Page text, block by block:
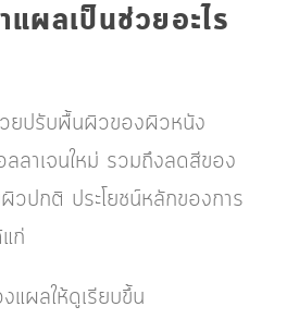
แผลเป็นช่วยอะไร
วยปรับพื้นผิวของผิวหนัง
ลลาเจนใหม่ รวมถึงลดสีของ
วปกติ ประโยชน์หลักของการ
ก่
แผลให้ดูเรียบขึ้น